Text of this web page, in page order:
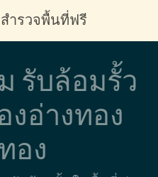
ำรวจพื้นที่ฟรี
รับล้อมรั้ว
งอ่างทอง
อง